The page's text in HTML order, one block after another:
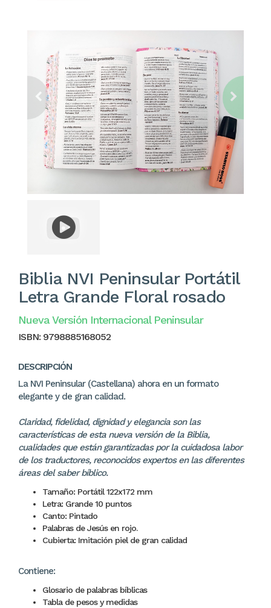
Biblia NVI Peninsular Portátil
Letra Grande Floral rosado
Nueva Versión Internacional Peninsular
ISBN: 9798885168052
DESCRIPCIÓN
La NVI Peninsular (Castellana) ahora en un formato
elegante y de gran calidad.
Claridad, fidelidad, dignidad y elegancia son las
características de esta nueva versión de la Biblia,
cualidades que están garantizadas por la cuidadosa labor
de los traductores, reconocidos expertos en las diferentes
áreas del saber bíblico.
Tamaño: Portátil 122x172 mm
Letra: Grande 10 puntos
Canto: Pintado
Palabras de Jesús en rojo.
Cubierta: Imitación piel de gran calidad
Contiene:
Glosario de palabras bíblicas
Tabla de pesos y medidas